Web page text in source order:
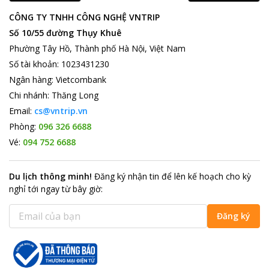
riêng mình.
Các điểm du lịch hút khách gần khách sạn
Thiên Thai
Nội nên việc tham quan các địa danh xung quanh trở nên rất dễ
dàng. Từ khách sạn chỉ đi bộ vài phút là bạn đến được Vườn hoa
Hàng Đậu, hay có thể đến với Chùa Trấn Quốc, chùa Một Cột,
Hoàng Thành Thăng Long, Thư viện Hà Nội, Cung văn Hóa Hữu
Nghị và nhất là nơi đây rất gần Hội trường Ba Đình, bạn có thể
đến thăm lăng của Hồ chủ tịch. Ngoài ra bạn có thể dễ dàng
đón xe để đến các khu thương mại lớn như Tràng Tiền Plaza,
Chợ Yên Phụ… Với giao thông thuận tiện tại đây thì việc tham
CÔNG TY TNHH CÔNG NGHỆ VNTRIP
Số 10/55 đường Thụy Khuê
Phường Tây Hồ, Thành phố Hà Nội, Việt Nam
Số tài khoản: 1023431230
Ngân hàng: Vietcombank
Chi nhánh: Thăng Long
Email: cs@vntrip.vn
Phòng: 096 326 6688
Vé: 094 752 6688
Du lịch thông minh! Đăng ký nhận tin để lên kế hoạch cho kỳ
nghỉ tới ngay từ bây giờ:
Đăng ký